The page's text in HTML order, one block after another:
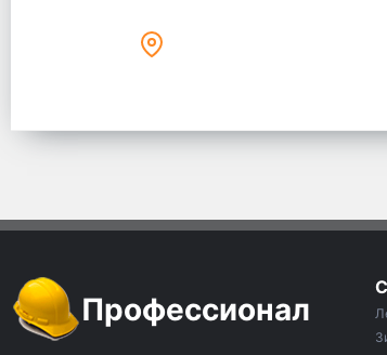
Профессионал